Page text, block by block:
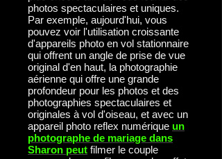
photos spectaculaires et uniques.
Par exemple, aujourd'hui, vous
pouvez voir l'utilisation croissante
d'appareils photo en vol stationnaire
qui offrent un angle de prise de vue
original d'en haut, la photographie
aérienne qui offre une grande
profondeur pour les photos et des
photographies spectaculaires et
originales à vol d'oiseau, et avec un
appareil photo reflex numérique un
photographe de mariage dans
Sharon peut filmer le couple